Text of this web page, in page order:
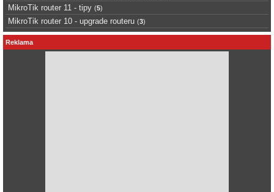
MikroTik router 11 - tipy (5)
MikroTik router 10 - upgrade routeru (3)
Reklama